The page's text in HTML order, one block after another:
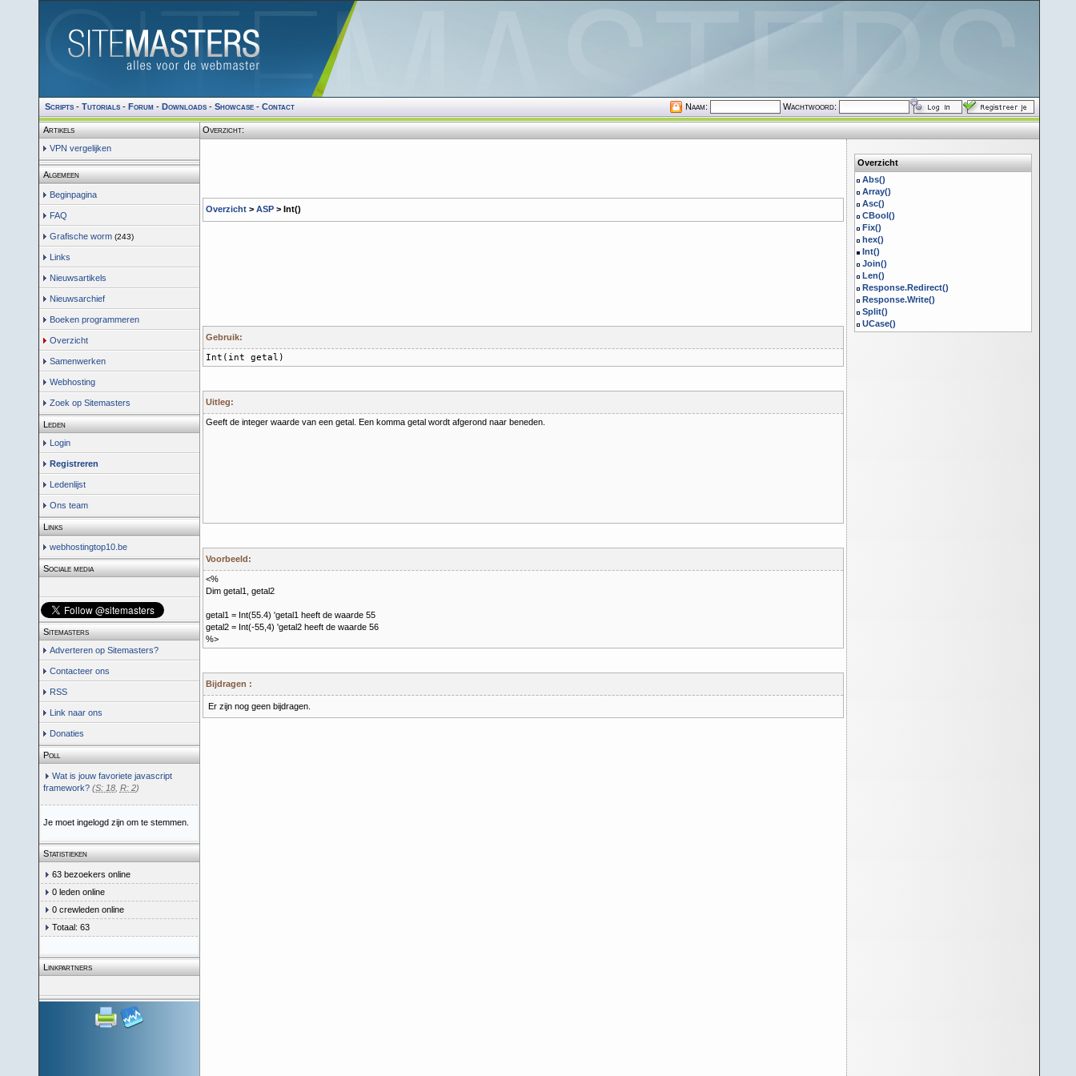
Scripts- Tutorials- Forum- Downloads- Showcase- Contact Naam: Wachtwoord:
Artikels
VPN vergelijken
Algemeen
Beginpagina
FAQ
Grafische worm (243)
Links
Nieuwsartikels
Nieuwsarchief
Boeken programmeren
Overzicht
Samenwerken
Webhosting
Zoek op Sitemasters
Leden
Login
Registreren
Ledenlijst
Ons team
Links
webhostingtop10.be
Sociale media
Sitemasters
Adverteren op Sitemasters?
Contacteer ons
RSS
Link naar ons
Donaties
Poll
Wat is jouw favoriete javascript
framework? (S: 18, R: 2)
Je moet ingelogd zijn om te stemmen.
Statistieken
63 bezoekers online
0 leden online
0 crewleden online
Totaal: 63
Linkpartners
Overzicht:
Overzicht> ASP> Int()
Gebruik:
Int(int getal)
Uitleg:
Geeft de integer waarde van een getal. Een komma getal wordt afgerond naar beneden.
Voorbeeld:
<%
Dim getal1, getal2
getal1 = Int(55.4) 'getal1 heeft de waarde 55
getal2 = Int(-55,4) 'getal2 heeft de waarde 56
%>
Bijdragen :
Er zijn nog geen bijdragen.
Overzicht
Abs()
Array()
Asc()
CBool()
Fix()
hex()
Int()
Join()
Len()
Response.Redirect()
Response.Write()
Split()
UCase()